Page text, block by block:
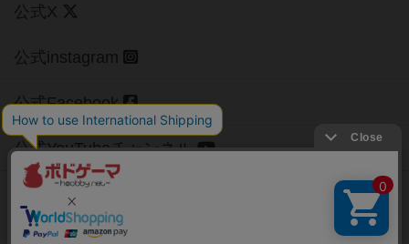
公式X
公式instagram
公式Facebook
公式YouTubeチャンネル